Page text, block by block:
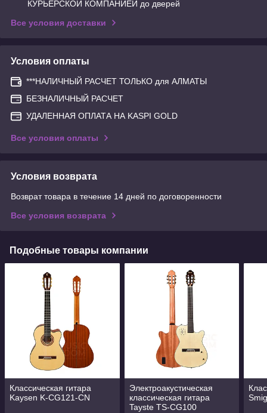
КУРЬЕРСКОЙ КОМПАНИЕЙ до дверей
Все условия доставки
Условия оплаты
***НАЛИЧНЫЙ РАСЧЕТ ТОЛЬКО для АЛМАТЫ
БЕЗНАЛИЧНЫЙ РАСЧЕТ
УДАЛЕННАЯ ОПЛАТА НА KASPI GOLD
Все условия оплаты
Условия возврата
Возврат товара в течение 14 дней по договоренности
Все условия возврата
Подобные товары компании
Классическая гитара
Kaysen K-CG121-CN
Электроакустическая
классическая гитара
Tayste TS-CG100